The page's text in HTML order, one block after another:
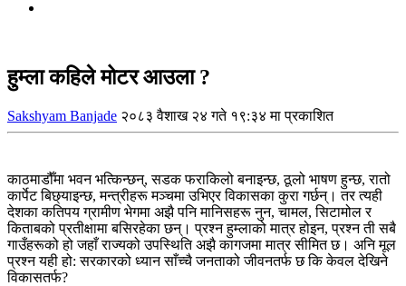
हुम्ला कहिले मोटर आउला ?
Sakshyam Banjade २०८३ वैशाख २४ गते १९:३४ मा प्रकाशित
काठमाडौँमा भवन भत्किन्छन्, सडक फराकिलो बनाइन्छ, ठूलो भाषण हुन्छ, रातो
कार्पेट बिछ्याइन्छ, मन्त्रीहरू मञ्चमा उभिएर विकासका कुरा गर्छन्। तर त्यही
देशका कतिपय ग्रामीण भेगमा अझै पनि मानिसहरू नुन, चामल, सिटामोल र
किताबको प्रतीक्षामा बसिरहेका छन्। प्रश्न हुम्लाको मात्र होइन, प्रश्न ती सबै
गाउँहरूको हो जहाँ राज्यको उपस्थिति अझै कागजमा मात्र सीमित छ। अनि मूल
प्रश्न यही हो: सरकारको ध्यान साँच्चै जनताको जीवनतर्फ छ कि केवल देखिने
विकासतर्फ?